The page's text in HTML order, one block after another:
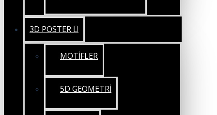
3D POSTER
MOTİFLER
5D GEOMETRİ